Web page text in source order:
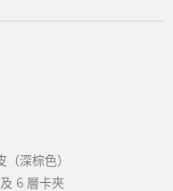
深棕色）
6 層卡夾